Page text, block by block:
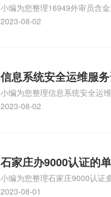
小编为您整理16949外审员含
审员、我也想16949外审员，
2023-08-02
信息系统安全运维服
维服务资质二级
小编为您整理信息系统安全运
务资质的费用是多少啊、安全
2023-08-02
石家庄办9000认证的
小编为您整理石家庄9000认证
9000认证大概多少钱、石家庄
2023-08-01